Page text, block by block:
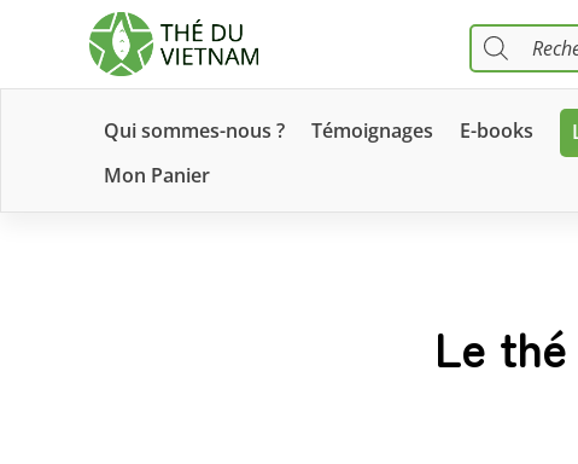
RECHERCHE
DE
PRODUITS
Qui sommes-nous ? Témoignages E-books
Mon Panier
Le